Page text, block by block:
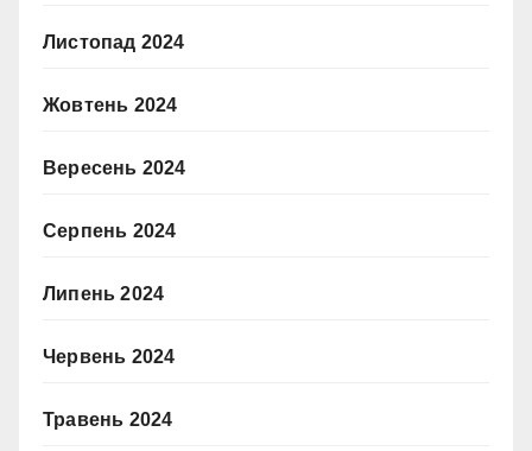
Листопад 2024
Жовтень 2024
Вересень 2024
Серпень 2024
Липень 2024
Червень 2024
Травень 2024